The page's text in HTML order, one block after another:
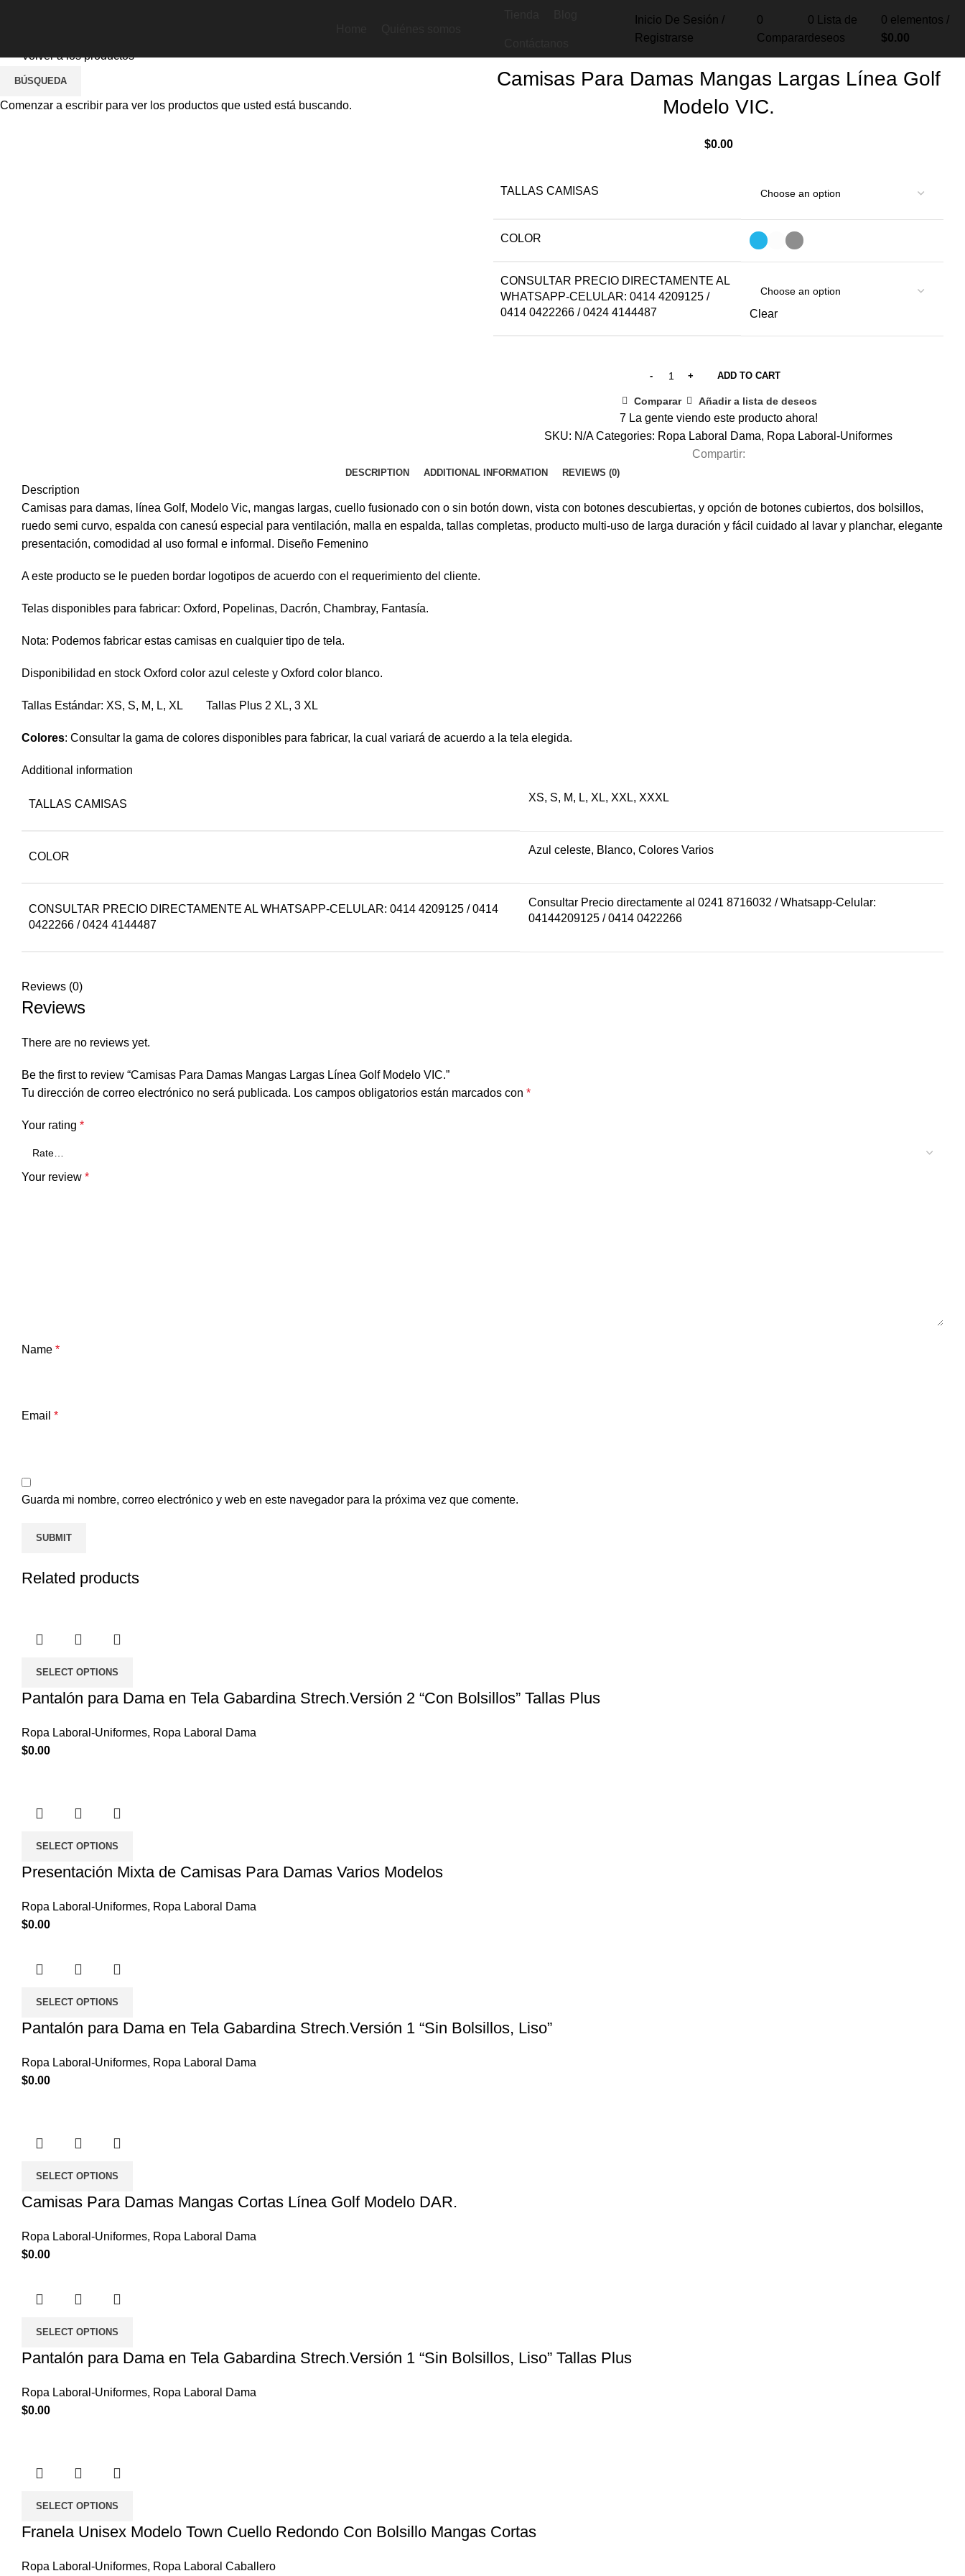
Inicio De Sesión /
Registrarse
0
Comparar
0
Lista de
deseos
0 elementos /
$0.00
Camisas Para Damas Mangas Largas Línea Golf Modelo VIC.
Volver a los productos
Camisas Para Damas Mangas Largas Línea Golf
Modelo VIC.
$0.00
TALLAS CAMISAS
COLOR
CONSULTAR PRECIO DIRECTAMENTE AL
WHATSAPP-CELULAR: 0414 4209125 /
0414 0422266 / 0424 4144487
Clear
ADD TO CART
Comparar Añadir a lista de deseos
7 La gente viendo este producto ahora!
SKU: N/ACategories: Ropa Laboral Dama, Ropa Laboral-Uniformes
Compartir:
DESCRIPTION ADDITIONAL INFORMATION REVIEWS (0)
Description
Camisas para damas, línea Golf, Modelo Vic, mangas largas, cuello fusionado con o sin botón down, vista con botones descubiertas, y opción de botones cubiertos, dos bolsillos,
ruedo semi curvo, espalda con canesú especial para ventilación, malla en espalda, tallas completas, producto multi-uso de larga duración y fácil cuidado al lavar y planchar, elegante
presentación, comodidad al uso formal e informal. Diseño Femenino
A este producto se le pueden bordar logotipos de acuerdo con el requerimiento del cliente.
Telas disponibles para fabricar: Oxford, Popelinas, Dacrón, Chambray, Fantasía.
Nota: Podemos fabricar estas camisas en cualquier tipo de tela.
Disponibilidad en stock Oxford color azul celeste y Oxford color blanco.
Tallas Estándar: XS, S, M, L, XL Tallas Plus 2 XL, 3 XL
Colores: Consultar la gama de colores disponibles para fabricar, la cual variará de acuerdo a la tela elegida.
Additional information
TALLAS CAMISAS
XS, S, M, L, XL, XXL, XXXL
COLOR
Azul celeste, Blanco, Colores Varios
CONSULTAR PRECIO DIRECTAMENTE AL WHATSAPP-CELULAR: 0414 4209125 / 0414
0422266 / 0424 4144487
Consultar Precio directamente al 0241 8716032 / Whatsapp-Celular:
04144209125 / 0414 0422266
Reviews (0)
Reviews
There are no reviews yet.
Be the first to review “Camisas Para Damas Mangas Largas Línea Golf Modelo VIC.”
Tu dirección de correo electrónico no será publicada. Los campos obligatorios están marcados con *
Your rating *
Your review *
Name *
Email *
Guarda mi nombre, correo electrónico y web en este navegador para la próxima vez que comente.
Related products
SELECT OPTIONS
Pantalón para Dama en Tela Gabardina Strech.Versión 2 “Con Bolsillos” Tallas Plus
Ropa Laboral-Uniformes, Ropa Laboral Dama
$0.00
SELECT OPTIONS
Presentación Mixta de Camisas Para Damas Varios Modelos
Ropa Laboral-Uniformes, Ropa Laboral Dama
$0.00
SELECT OPTIONS
Pantalón para Dama en Tela Gabardina Strech.Versión 1 “Sin Bolsillos, Liso”
Ropa Laboral-Uniformes, Ropa Laboral Dama
$0.00
SELECT OPTIONS
Camisas Para Damas Mangas Cortas Línea Golf Modelo DAR.
Ropa Laboral-Uniformes, Ropa Laboral Dama
$0.00
SELECT OPTIONS
Pantalón para Dama en Tela Gabardina Strech.Versión 1 “Sin Bolsillos, Liso” Tallas Plus
Ropa Laboral-Uniformes, Ropa Laboral Dama
$0.00
SELECT OPTIONS
Franela Unisex Modelo Town Cuello Redondo Con Bolsillo Mangas Cortas
Ropa Laboral-Uniformes, Ropa Laboral Caballero
BÚSQUEDA
Comenzar a escribir para ver los productos que usted está buscando.